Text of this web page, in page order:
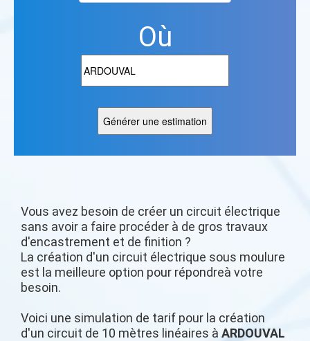
Où
Vous avez besoin de créer un circuit électrique
sans avoir a faire procéder à de gros travaux
d'encastrement et de finition ?
La création d'un circuit électrique sous moulure
est la meilleure option pour répondreà votre
besoin.
Voici une simulation de tarif pour la création
d'un circuit de 10 mètres linéaires à ARDOUVAL